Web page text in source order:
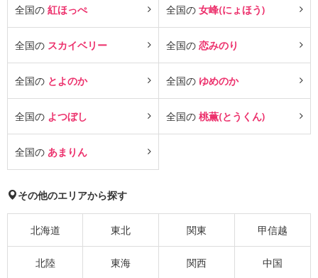
全国の 紅ほっぺ 全国の 女峰(にょほう)
全国の スカイベリー 全国の 恋みのり
全国の とよのか 全国の ゆめのか
全国の よつぼし 全国の 桃薫(とうくん)
全国の あまりん
その他のエリアから探す
北海道 東北 関東 甲信越
北陸 東海 関西 中国